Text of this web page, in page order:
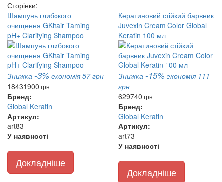
Сторінки:
Шампунь глибокого
очищення GKhair Taming
pH+ Clarifying Shampoo
Знижка -3% економія 57 грн
18431900 грн
Бренд:
Global Keratin
Артикул:
art83
У наявності
Докладніше
Кератиновий стійкий барвник
Juvexin Cream Color Global
Keratin 100 мл
Знижка -15% економія 111
грн
629740 грн
Бренд:
Global Keratin
Артикул:
art73
У наявності
Докладніше